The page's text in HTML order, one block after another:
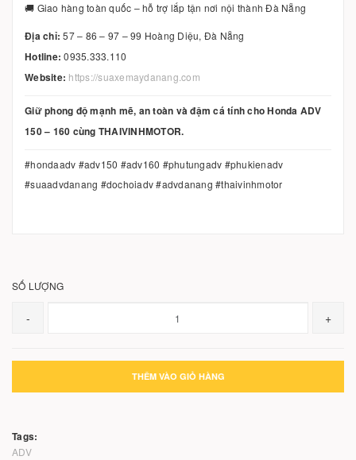
🚚 Giao hàng toàn quốc – hỗ trợ lắp tận nơi nội thành Đà Nẵng
Địa chỉ: 57 – 86 – 97 – 99 Hoàng Diệu, Đà Nẵng
Hotline: 0935.333.110
Website: https://suaxemaydanang.com
Giữ phong độ mạnh mẽ, an toàn và đậm cá tính cho Honda ADV
150 – 160 cùng THAIVINHMOTOR.
#hondaadv #adv150 #adv160 #phutungadv #phukienadv
#suaadvdanang #dochoiadv #advdanang #thaivinhmotor
SỐ LƯỢNG
- +
THÊM VÀO GIỎ HÀNG
Tags:
ADV